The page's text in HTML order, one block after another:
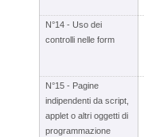
N°14 - Uso dei
controlli nelle form
N°15 - Pagine
indipendenti da script,
applet o altri oggetti di
programmazione